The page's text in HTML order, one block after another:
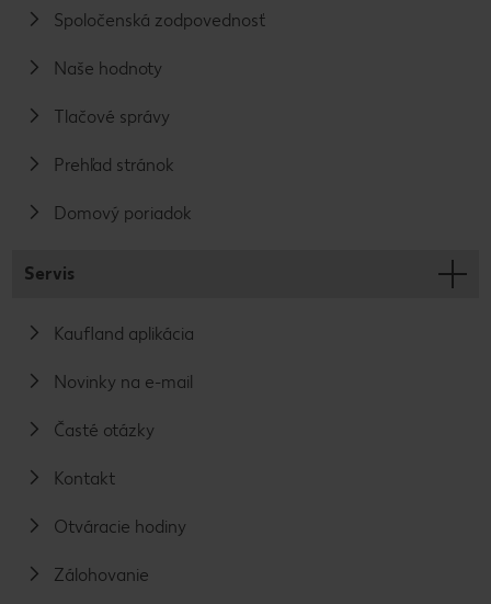
Spoločenská zodpovednosť
Naše hodnoty
Tlačové správy
Prehľad stránok
Domový poriadok
Servis
Kaufland aplikácia
Novinky na e-mail
Časté otázky
Kontakt
Otváracie hodiny
Zálohovanie